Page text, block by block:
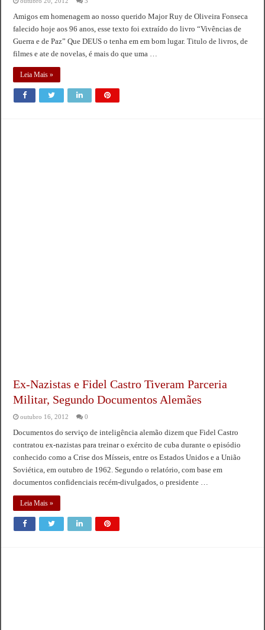
Amigos em homenagem ao nosso querido Major Ruy de Oliveira Fonseca
falecido hoje aos 96 anos, esse texto foi extraído do livro “Vivências de
Guerra e de Paz” Que DEUS o tenha em em bom lugar. Titulo de livros, de
filmes e ate de novelas, é mais do que uma …
Leia Mais »
Ex-Nazistas e Fidel Castro Tiveram Parceria
Militar, Segundo Documentos Alemães
outubro 16, 2012 0
Documentos do serviço de inteligência alemão dizem que Fidel Castro
contratou ex-nazistas para treinar o exército de cuba durante o episódio
conhecido como a Crise dos Mísseis, entre os Estados Unidos e a União
Soviética, em outubro de 1962. Segundo o relatório, com base em
documentos confidenciais recém-divulgados, o presidente …
Leia Mais »